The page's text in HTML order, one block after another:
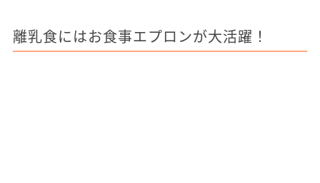
離乳食にはお食事エプロンが大活躍！